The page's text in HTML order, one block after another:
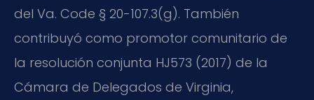
del Va. Code § 20-107.3(g). También
contribuyó como promotor comunitario de
la resolución conjunta HJ573 (2017) de la
Cámara de Delegados de Virginia,